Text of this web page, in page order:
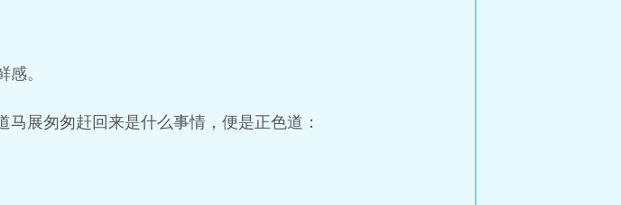
。
展匆匆赶回来是什么事情，便是正色道：